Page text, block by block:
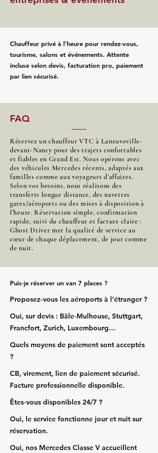
Chauffeur privé à l’heure pour rendez‑vous,
tourisme, salons et événements. Attente
incluse selon devis, facturation pro, paiement
par lien sécurisé.
FAQ
Réservez un chauffeur VTC à Laneuveville-
devant-Nancy pour des trajets confortables
et fiables en Grand Est. Nous opérons avec
des véhicules Mercedes récents, adaptés aux
familles comme aux voyageurs d’affaires.
Selon vos besoins, nous réalisons des
transferts longue distance, des navettes
gares/aéroports ou des mises à disposition à
l’heure. Réservation simple, confirmation
rapide, suivi du chauffeur et facture claire :
Ghost Driver met la qualité de service au
cœur de chaque déplacement, de jour comme
de nuit.
Puis‑je réserver un van 7 places ?
Proposez‑vous les aéroports à l’étranger ?
Oui, sur devis : Bâle‑Mulhouse, Stuttgart,
Francfort, Zurich, Luxembourg…
Quels moyens de paiement sont acceptés
?
CB, virement, lien de paiement sécurisé.
Facture professionnelle disponible.
Êtes‑vous disponibles 24/7 ?
Oui, le service fonctionne jour et nuit sur
réservation.
Oui, nos Mercedes Classe V accueillent